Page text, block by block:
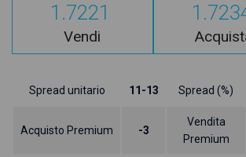
1.7221
Vendi
Spread unitario 11-13 Spread (%)
Acquisto Premium -3
Vendita
Premium